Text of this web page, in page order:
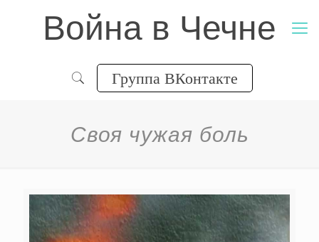
Война в Чечне
Группа ВКонтакте
Своя чужая боль